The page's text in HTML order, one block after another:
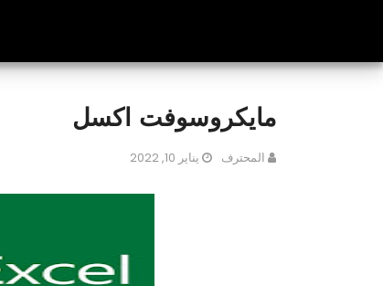
مايكروسوفت اكسل
المحترف يناير 10, 2022